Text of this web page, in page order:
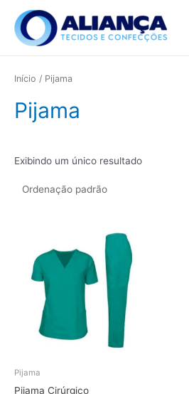
para
Início / Pijama
Pijama
Exibindo um único resultado
Pijama
Pijama Cirúrgico